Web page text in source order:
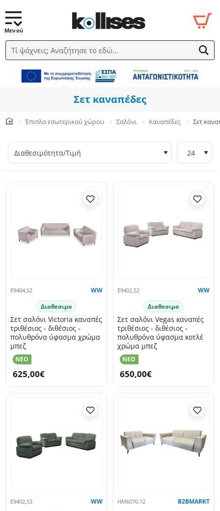
Τί ψάχνεις; Αναζήτησε το εδώ...
Σετ καναπέδες
Έπιπλα εσωτερικού χώρου Σαλόνι Καναπέδες Σετ
NEO
E9404,S2 WW
Διαθεσιμο
Σετ σαλόνι Victoria καναπές
τριθέσιος - διθέσιος -
πολυθρόνα ύφασμα χρώμα
μπεζ
625,00€
NEO
E9402,S2 WW
Διαθεσιμο
Σετ σαλόνι Vegas καναπές
τριθέσιος - διθέσιος -
πολυθρόνα ύφασμα κοτλέ
χρώμα μπεζ
650,00€
E9402,S3 WW HM6070.12 B2BMARKT